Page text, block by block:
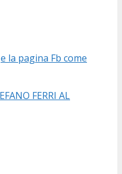
e la pagina Fb come